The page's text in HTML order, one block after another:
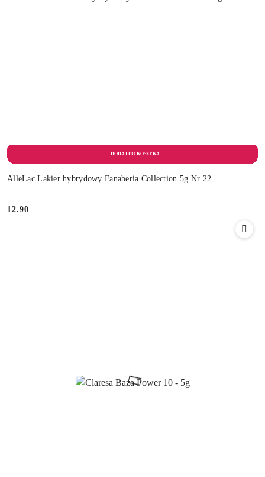
AlleLac Lakier hybrydowy Fanaberia Collection 5g Nr 22
Cena:
12.90